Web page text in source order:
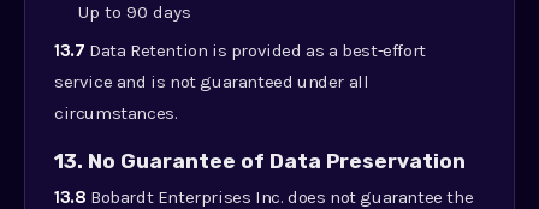
Up to 90 days
13.7 Data Retention is provided as a best-effort
service and is not guaranteed under all
circumstances.
13. No Guarantee of Data Preservation
13.8 Bobardt Enterprises Inc. does not guarantee the